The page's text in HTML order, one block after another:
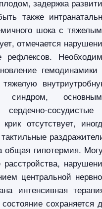
задержка
также
шока с
отмечается
рефлексов.
гемодинамики
синдром,
сердечно-сосудистые
отсутствует,
общая гипотермия.
центральной
интенсивная
сохраняется